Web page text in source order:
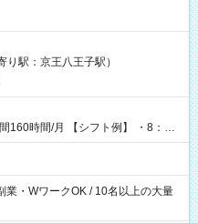
その日に現金GET♪ お仕事後はコ
ます！ 【試用期間】試
駅：京王八王子駅）
フト例】 ・8：00
業・WワークOK / 10名以上の大量